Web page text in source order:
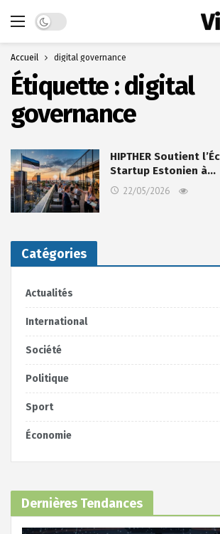
Dark mode
Accueil digital governance
Étiquette :digital
governance
HIPTHER Soutient
Startup Estonien à…
22/05/2026
Catégories
Actualités
International
Société
Politique
Sport
Économie
Dernières Tendances